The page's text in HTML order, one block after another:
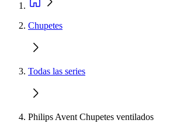
Chupetes
Todas las series
Philips Avent Chupetes ventilados